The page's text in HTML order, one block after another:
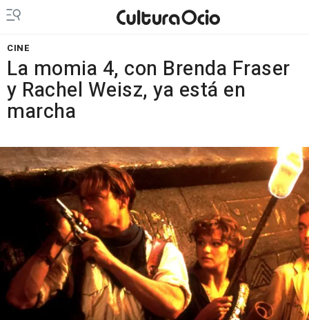
CINE
La momia 4, con Brenda Fraser
y Rachel Weisz, ya está en
marcha